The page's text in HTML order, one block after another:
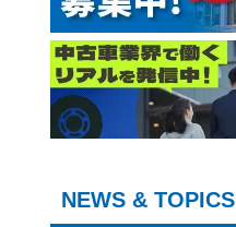
NEWS & TOPICS